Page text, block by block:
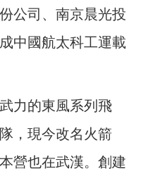
公司、南京晨光投
中國航太科工運載
力的東風系列飛
，現今改名火箭
營也在武漢。創建